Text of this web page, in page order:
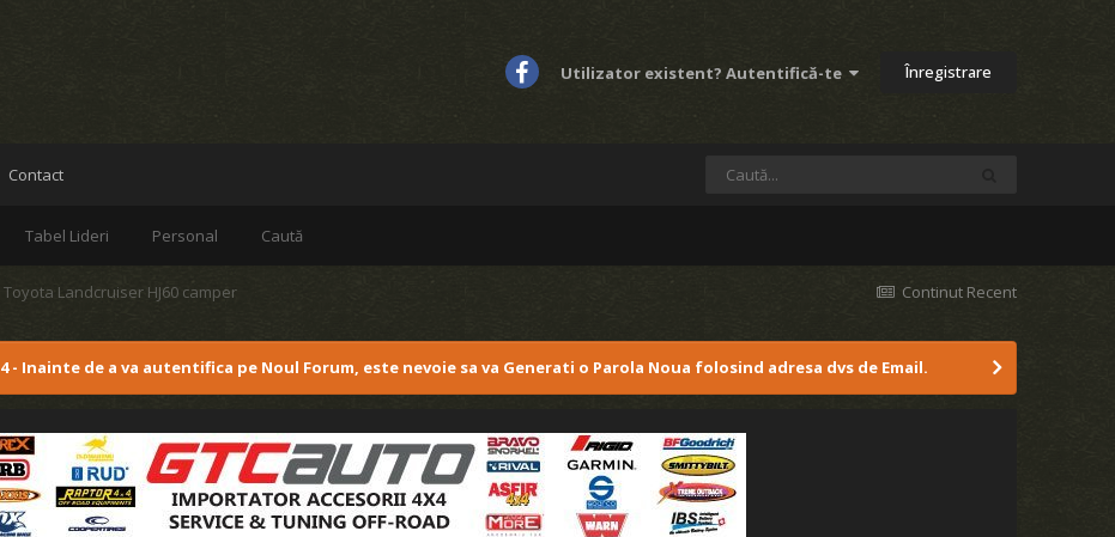
Utilizator existent? Autentifică-te Înregistrare
Tabel Lideri Personal Caută
Contact
Continut Recent
Toyota Landcruiser HJ60 camper
Inainte de a va autentifica pe Noul Forum, este nevoie sa va Generati o Parola Noua folosind adresa dvs de Email.